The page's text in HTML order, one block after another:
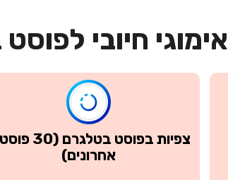
אימוגי חיובי
צפיות בפוסט
אחרונים)